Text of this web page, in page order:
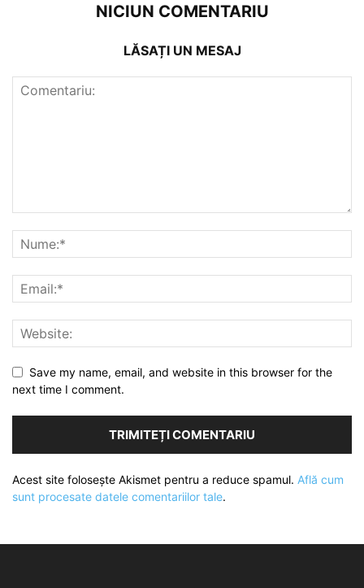
NICIUN COMENTARIU
LĂSAȚI UN MESAJ
Save my name, email, and website in this browser for the
next time I comment.
Acest site folosește Akismet pentru a reduce spamul. Află cum
sunt procesate datele comentariilor tale.